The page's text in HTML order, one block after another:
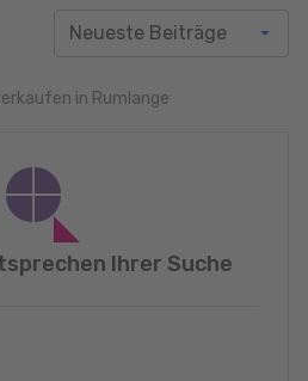
in Rumlange
Ihrer Suche